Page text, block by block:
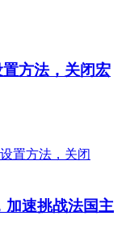
方法，关闭宏
加速挑战法国主